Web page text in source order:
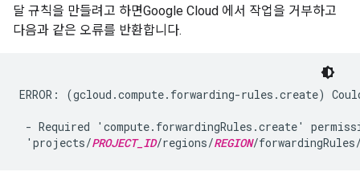
달 규칙을 만들려고 하면Google Cloud 에서 작업을 거부하고
다음과 같은 오류를 반환합니다.
ERROR: (gcloud.compute.forwarding-rules.create)
- Required 'compute.forwardingRules.create'
'projects/PROJECT_ID/regions/REGION/